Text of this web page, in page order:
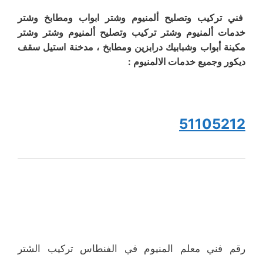
فني تركيب وتصليح ألمنيوم وشتر ابواب ومطابخ وشتر
خدمات ألمنيوم وشتر تركيب وتصليح ألمنيوم وشتر وشتر
مكينة أبواب وشبابيك درابزين ومطابخ ، مدخنة استيل سقف
ديكور وجميع خدمات الالمنيوم :
51105212
رقم فني معلم المنيوم في الفنطاس تركيب الشتر